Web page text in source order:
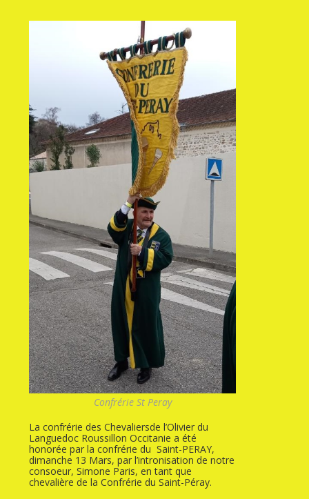
Confrérie St Peray
La confrérie des Chevaliersde l’Olivier du
Languedoc Roussillon Occitanie a été
honorée par la confrérie du Saint-PERAY,
dimanche 13 Mars, par l’intronisation de notre
consoeur, Simone Paris, en tant que
chevalière de la Confrérie du Saint-Péray.